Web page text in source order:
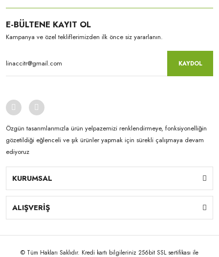
E-BÜLTENE KAYIT OL
Kampanya ve özel tekliflerimizden ilk önce siz yararlanın.
KAYDOL
Özgün tasarımlarımızla ürün yelpazemizi renklendirmeye, fonksiyonelliğin
gözetildiği eğlenceli ve şık ürünler yapmak için sürekli çalışmaya devam
ediyoruz
KURUMSAL
ALIŞVERİŞ
© Tüm Hakları Saklıdır. Kredi kartı bilgileriniz 256bit SSL sertifikası ile